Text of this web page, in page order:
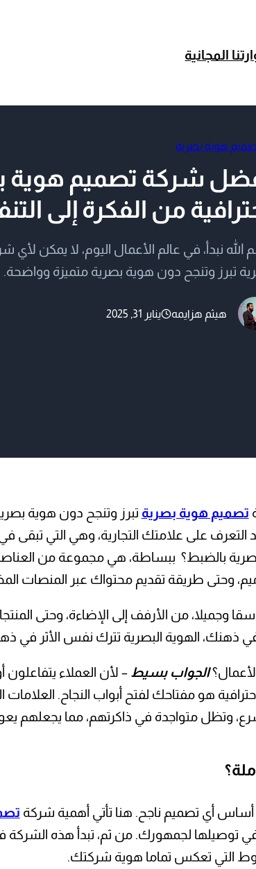
المجانية
هوية بصرية
شركة تصميم هوية
من الفكرة إلى
الله نبدأ، في عالم الأعمال اليوم، لا يمكن
تبرز وتنجح دون هوية بصرية متميزة وواضحة.
ما يراه العميل أو المستهلك عند التعرف على
تبقى في ذاكرته وتؤثر بشكل كبير في انطباعه
هيثم هزايمه يناير 31, 2025
تصميم هوية بصرية تبرز وتنجح دون هوية
التعرف على علامتك التجارية، وهي التي تبقى
بالضبط؟ ببساطة، هي مجموعة من
وحتى طريقة تقديم محتواك عبر المنصات
وجميلا، من الأرفف إلى الإضاءة، وحتى
ذهنك، الهوية البصرية تترك نفس الأثر في
الجواب بسيط – لأن العملاء يتفاعلون
هو مفتاحك لفتح أبواب النجاح. العلامات
وتظل متواجدة في ذاكرتهم، مما يجعلهم
أساس أي تصميم ناجح. هنا تأتي أهمية شركة
توصيلها لجمهورك. من ثم، تبدأ هذه الشركة
التي تعكس تماما هوية شركتك.